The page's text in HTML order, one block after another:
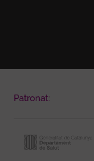
Patronat: